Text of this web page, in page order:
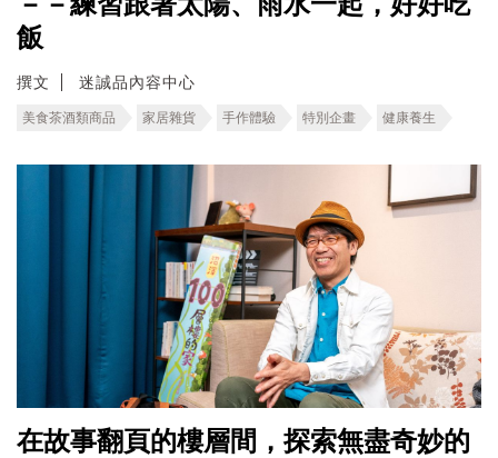
飯
撰文 迷誠品內容中心
美食茶酒類商品 家居雜貨 手作體驗 特別企畫 健康養生
在故事翻頁的樓層間，探索無盡奇妙的